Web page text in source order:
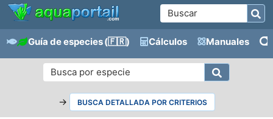
Guía de especies(🇫🇷) Cálculos Manuales
→ BUSCA DETALLADA POR CRITERIOS